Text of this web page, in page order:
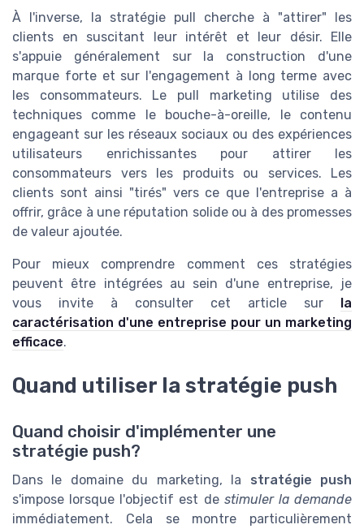
À l'inverse, la stratégie pull cherche à "attirer" les
clients en suscitant leur intérêt et leur désir. Elle
s'appuie généralement sur la construction d'une
marque forte et sur l'engagement à long terme avec
les consommateurs. Le pull marketing utilise des
techniques comme le bouche-à-oreille, le contenu
engageant sur les réseaux sociaux ou des expériences
utilisateurs enrichissantes pour attirer les
consommateurs vers les produits ou services. Les
clients sont ainsi "tirés" vers ce que l'entreprise a à
offrir, grâce à une réputation solide ou à des promesses
de valeur ajoutée.
Pour mieux comprendre comment ces stratégies
peuvent être intégrées au sein d'une entreprise, je
vous invite à consulter cet article sur
la
caractérisation d'une entreprise pour un marketing
efficace.
Quand utiliser la stratégie push
Quand choisir d'implémenter une
stratégie push?
Dans le domaine du marketing, la stratégie push
s'impose lorsque l'objectif est de stimuler la demande
immédiatement. Cela se montre particulièrement